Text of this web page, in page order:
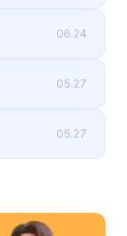
06.24
05.27
05.27